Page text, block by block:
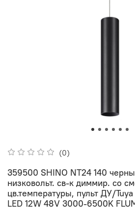
(0)
359500 SHINO NT24 140
низковольт. св-к диммир. со
цв.температуры, пульт ДУ/
LED 12W 48V 3000-6500K